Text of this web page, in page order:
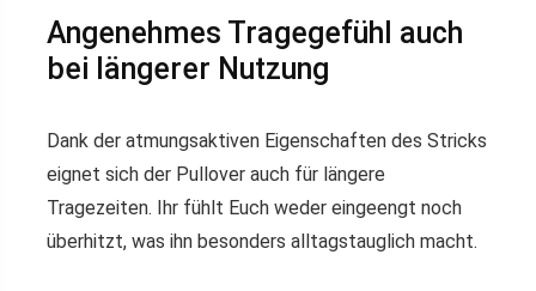
Angenehmes Tragegefühl auch
bei längerer Nutzung
Dank der atmungsaktiven Eigenschaften des Stricks
eignet sich der Pullover auch für längere
Tragezeiten. Ihr fühlt Euch weder eingeengt noch
überhitzt, was ihn besonders alltagstauglich macht.